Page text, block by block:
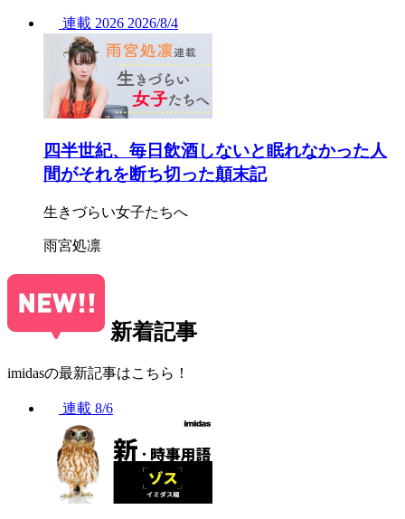
連載 2026 2026/8/4
四半世紀、毎日飲酒しないと眠れなかった人
間がそれを断ち切った顛末記
生きづらい女子たちへ
雨宮処凛
新着記事
imidasの最新記事はこちら！
連載 8/6